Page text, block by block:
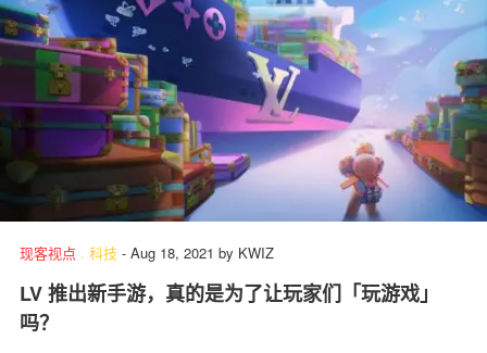
现客视点 . 科技 - Aug 18, 2021 by KWIZ
LV 推出新手游，真的是为了让玩家们「玩游戏」
吗？